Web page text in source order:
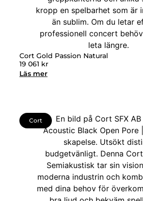
Cort Gold Passion Natural
19 061 kr
Läs mer
Cort